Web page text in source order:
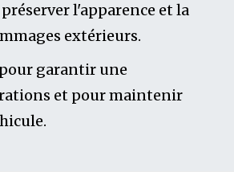
l'apparence et la
extérieurs.
garantir une
et pour maintenir